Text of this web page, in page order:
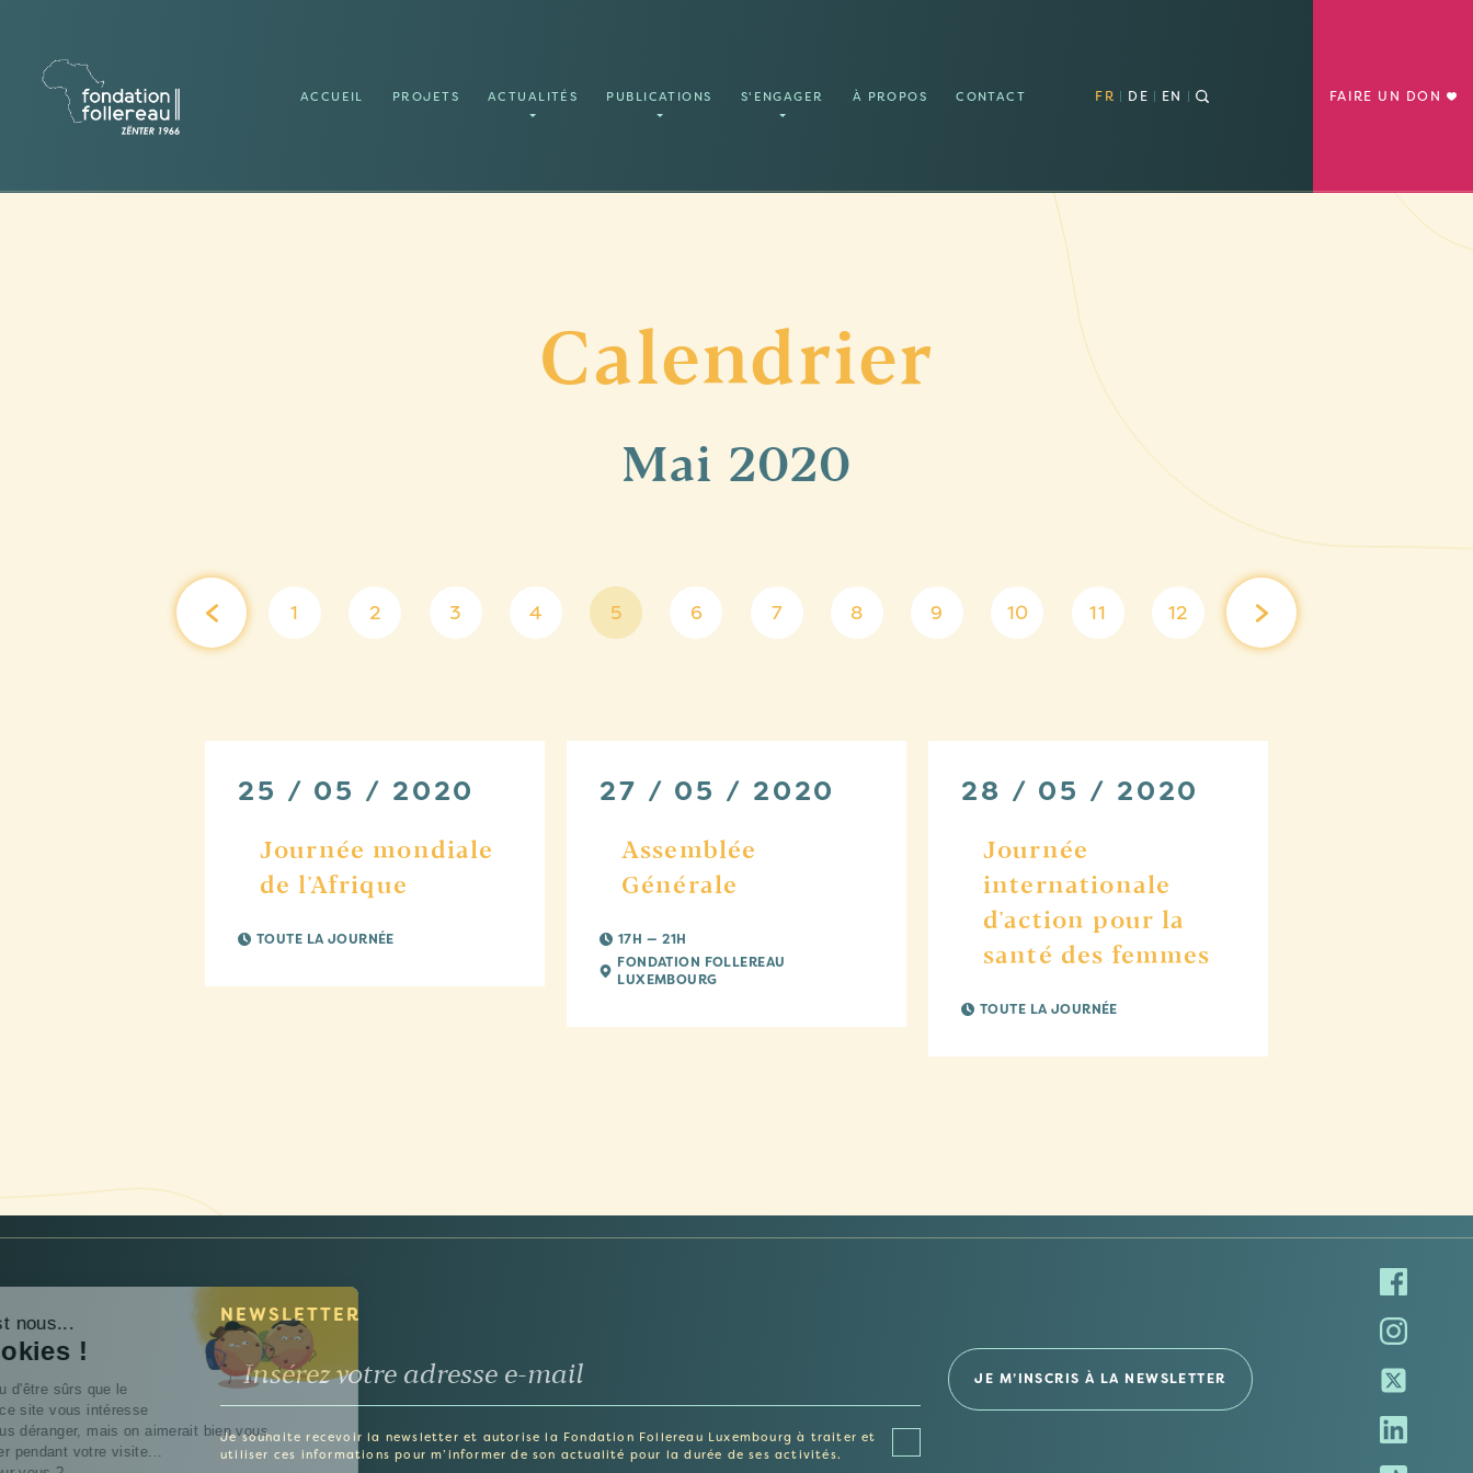
ACCUEIL PROJETS ACTUALITÉS PUBLICATIONS S'ENGAGER À PROPOS CONTACT FR DE EN FAIRE UN DON
Calendrier
Mai 2020
1 2 3 4 5 6 7 8 9 10 11 12
25 / 05 / 2020
Journée mondiale
de l'Afrique
TOUTE LA JOURNÉE
27 / 05 / 2020
Assemblée
Générale
17H — 21H
FONDATION FOLLEREAU
LUXEMBOURG
28 / 05 / 2020
Journée
internationale
d'action pour la
santé des femmes
TOUTE LA JOURNÉE
NEWSLETTER
Je souhaite recevoir la newsletter et autorise la Fondation Follereau Luxembourg à traiter et
utiliser ces informations pour m’informer de son actualité pour la durée de ses activités.
Salut c'est nous...
les Cookies !
On a attendu d'être sûrs que le
contenu de ce site vous intéresse
avant de vous déranger, mais on aimerait bien vous
accompagner pendant votre visite...